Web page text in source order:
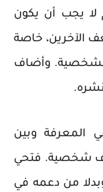
لا يجب أن يكون
الآخرين، خاصة
الشخصية. وأضاف
المعرفة وبين
شخصية. فتحي
من دعمه في